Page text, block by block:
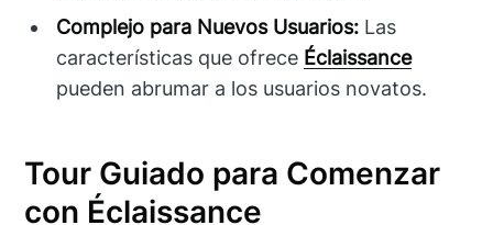
Complejo para Nuevos Usuarios: Las
características que ofrece Éclaissance
pueden abrumar a los usuarios novatos.
Tour Guiado para Comenzar
con Éclaissance